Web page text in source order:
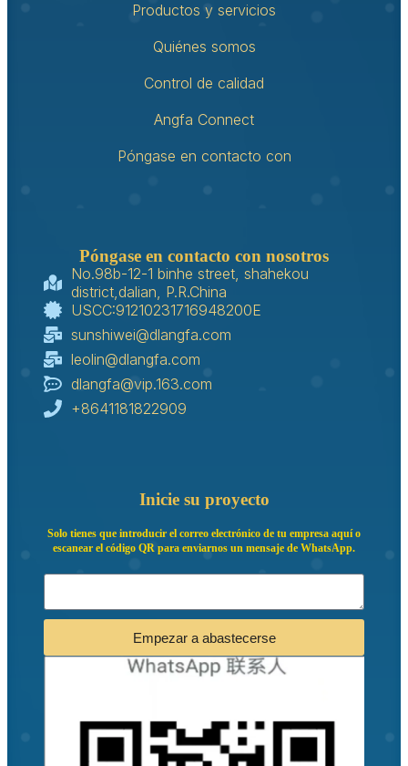
Productos y servicios
Quiénes somos
Control de calidad
Angfa Connect
Póngase en contacto con
Póngase en contacto con nosotros
No.98b-12-1 binhe street, shahekou
district,dalian, P.R.China
USCC:91210231716948200E
sunshiwei@dlangfa.com
leolin@dlangfa.com
dlangfa@vip.163.com
+8641181822909
Inicie su proyecto
Solo tienes que introducir el correo electrónico de tu empresa aquí o
escanear el código QR para enviarnos un mensaje de WhatsApp.
Empezar a abastecerse